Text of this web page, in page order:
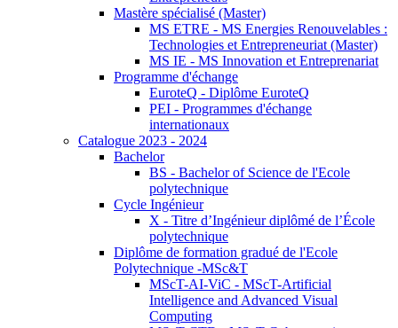
Mastère spécialisé (Master)
MS ETRE - MS Energies Renouvelables :
Technologies et Entrepreneuriat (Master)
MS IE - MS Innovation et Entreprenariat
Programme d'échange
EuroteQ - Diplôme EuroteQ
PEI - Programmes d'échange
internationaux
Catalogue 2023 - 2024
Bachelor
BS - Bachelor of Science de l'Ecole
polytechnique
Cycle Ingénieur
X - Titre d’Ingénieur diplômé de l’École
polytechnique
Diplôme de formation gradué de l'Ecole
Polytechnique -MSc&T
MScT-AI-ViC - MScT-Artificial
Intelligence and Advanced Visual
Computing